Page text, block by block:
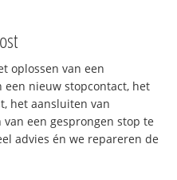
oplossen van een
nieuw stopcontact, het
het aansluiten van
een gesprongen stop te
advies én we repareren de